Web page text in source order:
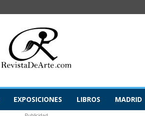
EXPOSICIONES LIBROS MADRID